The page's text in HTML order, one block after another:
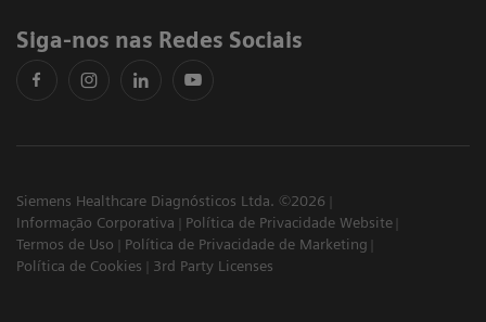
Siga-nos nas Redes Sociais
Siemens Healthcare Diagnósticos Ltda. ©2026
Informação Corporativa
Política de Privacidade Website
Termos de Uso
Política de Privacidade de Marketing
Política de Cookies
3rd Party Licenses